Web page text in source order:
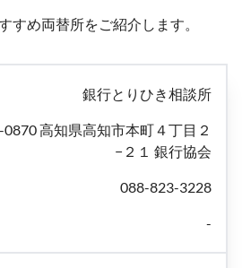
すめ両替所をご紹介します。
銀行とりひき相談所
高知県高知市本町４丁目２
−２１ 銀行協会
088-823-3228
-